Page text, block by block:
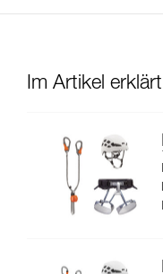
Im Artikel erklärt